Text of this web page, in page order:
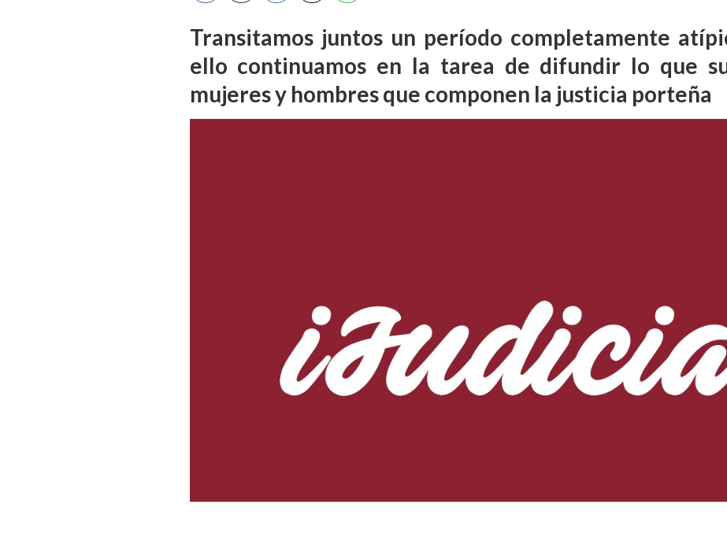
Transitamos juntos un período completamente
ello continuamos en la tarea de difundir lo que
mujeres y hombres que componen la justicia porteña